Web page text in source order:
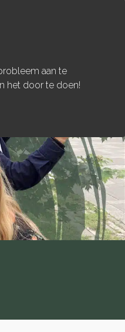
tweedaagse op
offline ervaring om
ons maar al te goed leren